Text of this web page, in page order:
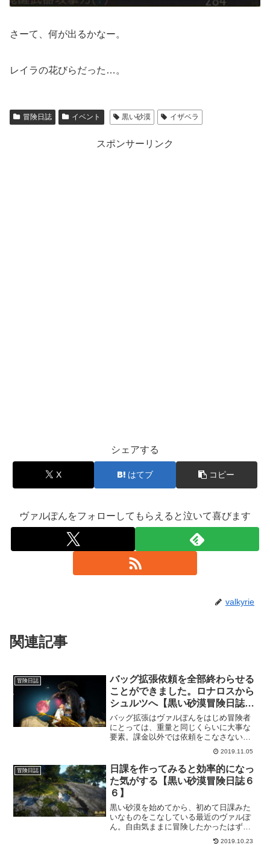
さーて、何が出るかなー。
レイラの花びらだった…。
冒険日誌 イベント 黒い砂漠 イザベラ
スポンサーリンク
シェアする
X はてブ コピー
ヴァルぽんをフォローしてもらえると泣いて喜びます
valkyrie
関連記事
冒険日誌
バッグ拡張依頼を全部終わらせる
ことができました。ロナロスから
シュルツへ【黒い砂漠冒険日誌９
０】
バッグ拡張はヴァルぽんをはじめ冒険者
にとっては、重量と同じくらいに大事な
要素。課金以外では依頼をこなさないと
拡張されないので、是非ともこなしてお
きたいですね。今回は、バッグ拡張依頼
の最後となる依頼を終わらせてきまし
た。
2019.11.05
冒険日誌
日課を作ってみると効率的になっ
た気がする【黒い砂漠冒険日誌６
６】
黒い砂漠を始めてから、初めて日課みた
いなものをこなしている最近のヴァルぽ
ん。自由気ままに冒険したかったはずな
2019.10.23